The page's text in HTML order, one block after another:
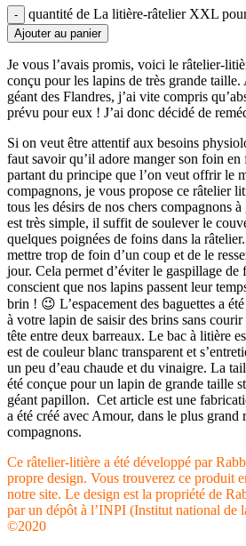
quantité de La litière-râtelier XXL
Ajouter au panier
Je vous l’avais promis, voici le râtelier-
conçu pour les lapins de très grande
géant des Flandres, j’ai vite compris
prévu pour eux ! J’ai donc décidé de
Si on veut être attentif aux besoins
faut savoir qu’il adore manger son foin en
partant du principe que l’on veut offrir le
compagnons, je vous propose ce râtelier
tous les désirs de nos chers compagnons
est très simple, il suffit de soulever le
quelques poignées de foins dans la
mettre trop de foin d’un coup et de le
jour. Cela permet d’éviter le gaspillage
conscient que nos lapins passent leur
brin ! 😉 L’espacement des baguettes a
à votre lapin de saisir des brins sans
tête entre deux barreaux. Le bac à litière
est de couleur blanc transparent et
un peu d’eau chaude et du vinaigre. La
été conçue pour un lapin de grande taille
géant papillon. Cet article est une
a été créé avec Amour, dans le plus grand
compagnons.
Ce râtelier-litière a été développé par
propre design. Vous trouverez ce produit
notre site. Le design est la propriété de
par un dépôt à l’INPI (Institut national de
©2020